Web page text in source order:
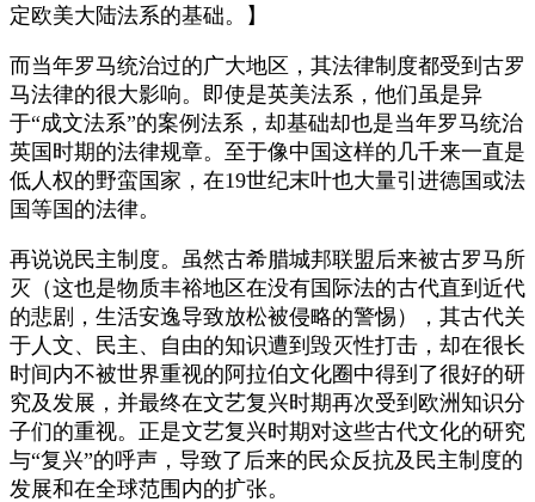
定欧美大陆法系的基础。】
而当年罗马统治过的广大地区，其法律制度都受到古罗
马法律的很大影响。即使是英美法系，他们虽是异
于“成文法系”的案例法系，却基础却也是当年罗马统治
英国时期的法律规章。至于像中国这样的几千来一直是
低人权的野蛮国家，在19世纪末叶也大量引进德国或法
国等国的法律。
再说说民主制度。虽然古希腊城邦联盟后来被古罗马所
灭（这也是物质丰裕地区在没有国际法的古代直到近代
的悲剧，生活安逸导致放松被侵略的警惕），其古代关
于人文、民主、自由的知识遭到毁灭性打击，却在很长
时间内不被世界重视的阿拉伯文化圈中得到了很好的研
究及发展，并最终在文艺复兴时期再次受到欧洲知识分
子们的重视。正是文艺复兴时期对这些古代文化的研究
与“复兴”的呼声，导致了后来的民众反抗及民主制度的
发展和在全球范围内的扩张。